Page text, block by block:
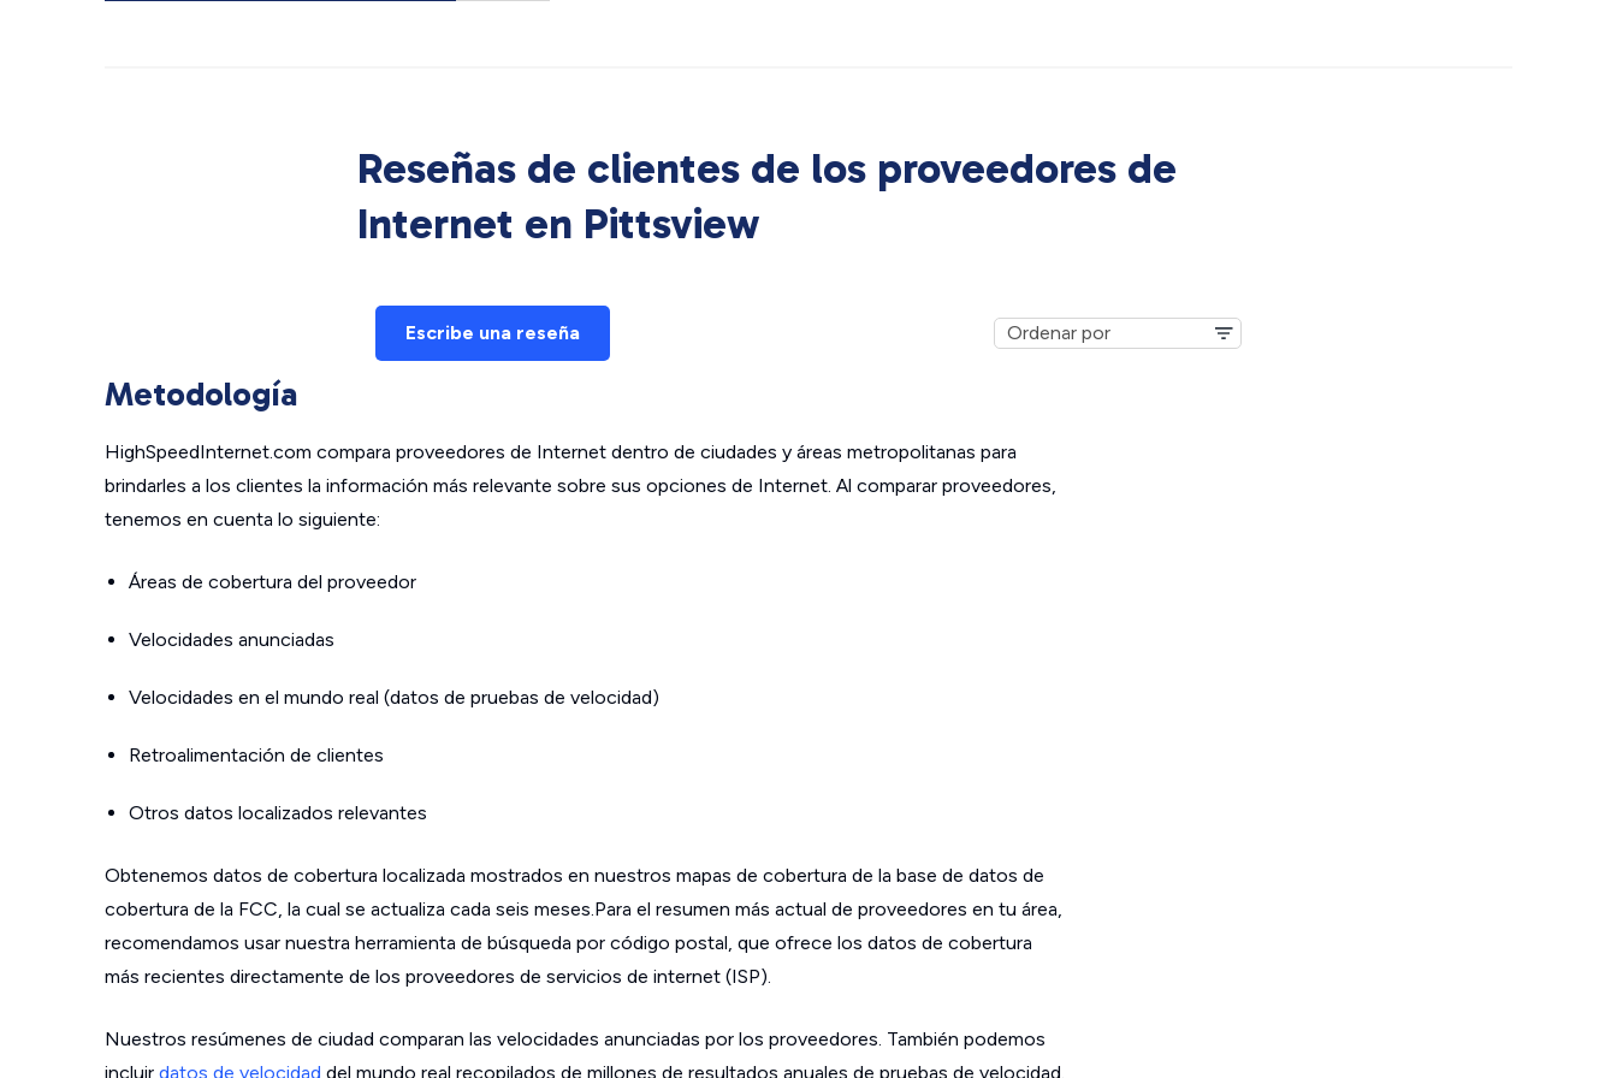
Reseñas de clientes de los proveedores de
Internet en Pittsview
Escribe una reseña
Metodología
HighSpeedInternet.com compara proveedores de Internet dentro de ciudades y áreas metropolitanas para
brindarles a los clientes la información más relevante sobre sus opciones de Internet. Al comparar proveedores,
tenemos en cuenta lo siguiente:
Áreas de cobertura del proveedor
Velocidades anunciadas
Velocidades en el mundo real (datos de pruebas de velocidad)
Retroalimentación de clientes
Otros datos localizados relevantes
Obtenemos datos de cobertura localizada mostrados en nuestros mapas de cobertura de la base de datos de
cobertura de la FCC, la cual se actualiza cada seis meses.Para el resumen más actual de proveedores en tu área,
recomendamos usar nuestra herramienta de búsqueda por código postal, que ofrece los datos de cobertura
más recientes directamente de los proveedores de servicios de internet (ISP).
Nuestros resúmenes de ciudad comparan las velocidades anunciadas por los proveedores. También podemos
incluir datos de velocidad del mundo real recopilados de millones de resultados anuales de pruebas de velocidad.